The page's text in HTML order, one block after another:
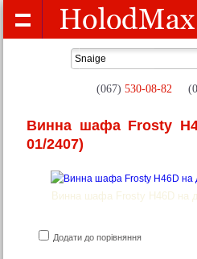
(067) 530-08-82
Винна шафа Frosty
01/2407)
Винна шафа Frosty H46D на
Додати до порівняння